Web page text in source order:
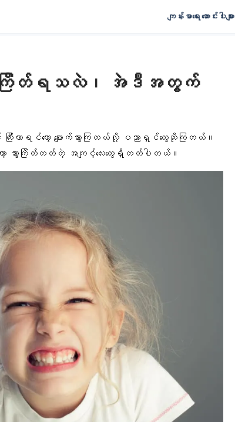
ကျန်းမာရေး ဆောင်းပါးများ
င့်သွားကြိတ်ရသလဲ၊ အဲဒီအတွက်
းဖြင့် ကြီးလာရင်တော့ ပျောက်သွားကြတယ်လို့ ပညာရှင်တွေဆိုကြတယ်။
ော့ သွားကြိတ်တတ်တဲ့ အကျင့်လေးတွေရှိတတ်ပါတယ်။